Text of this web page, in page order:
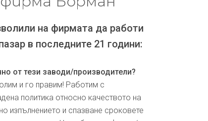
на фирмата да работи
в последните 21 години:
от тези заводи/производители?
и го правим! Работим с
политика относно качеството на
изпълнението и спазване сроковете